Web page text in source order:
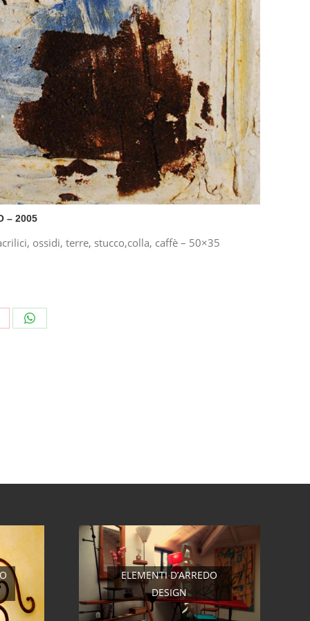
– 2005
ossidi, terre, stucco,colla, caffè – 50×35
Share
ELEMENTI D’ARREDO
DESIGN